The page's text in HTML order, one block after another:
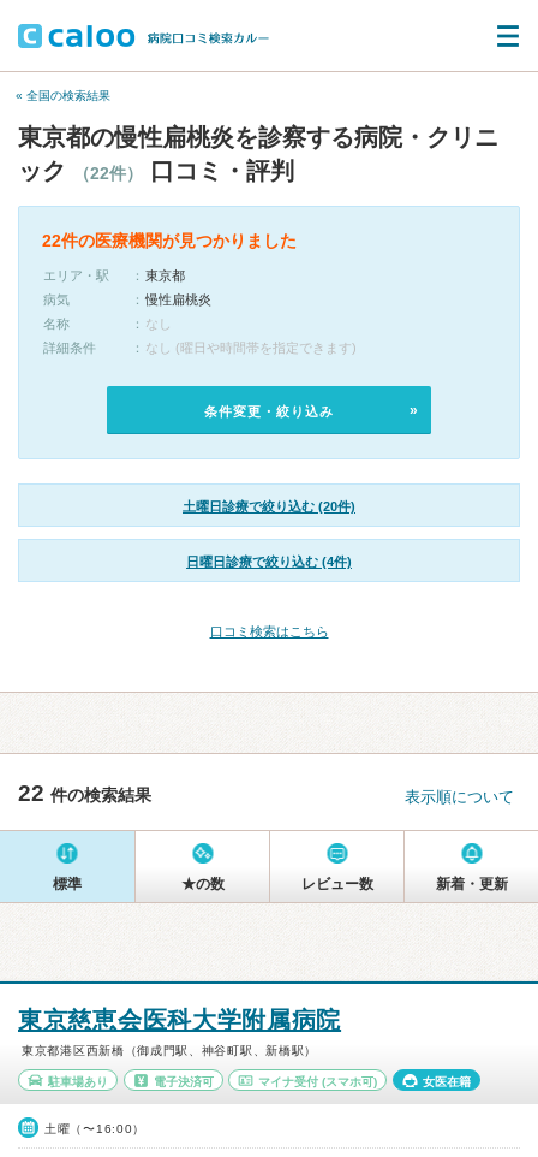
« 全国の検索結果
東京都の慢性扁桃炎を診察する病院・クリニ
ック
（22件） 口コミ・評判
22件の医療機関が見つかりました
エリア・駅
東京都
病気
慢性扁桃炎
名称
なし
詳細条件
なし (曜日や時間帯を指定できます)
条件変更・絞り込み
土曜日診療で絞り込む (20件)
日曜日診療で絞り込む (4件)
口コミ検索はこちら
22 件の検索結果 表示順について
標準 ★の数 レビュー数 新着・更新
東京慈恵会医科大学附属病院
東京都港区西新橋（御成門駅、神谷町駅、新橋駅）
駐車場あり 電子決済可 マイナ受付 (スマホ可) 女医在籍
土曜（〜16:00）